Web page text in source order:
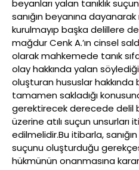
beyanları yalan tanıklık
sanığın beyanına
kurulmayıp başka delillere de
mağdur Cenk A.’ın cinsel
olarak mahkemede tanık
olay hakkında yalan
oluşturan hususlar hakkında
tamamen sakladığı
gerektirecek derecede delil
üzerine atılı suçun unsurları
edilmelidir.Bu itibarla,
suçunu oluşturduğu
hükmünün onanmasına